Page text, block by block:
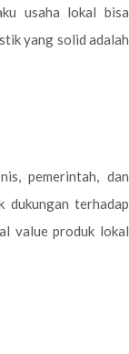
usaha lokal bisa
yang solid adalah
pemerintah, dan
dukungan terhadap
value produk lokal